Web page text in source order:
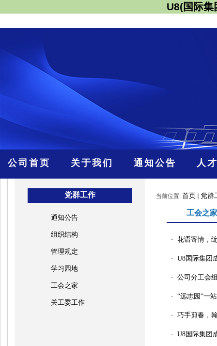
U8(国际集
公司首页 关于我们 通知公告 人
党群工作
通知公告
组织结构
管理规定
学习园地
工会之家
关工委工作
当前位置: 首页 党群
工会之家
・ 花语寄情，
・ U8国际集团
・ 公司分工会
・ “远志园”一
・ 巧手剪春，
・ U8国际集团